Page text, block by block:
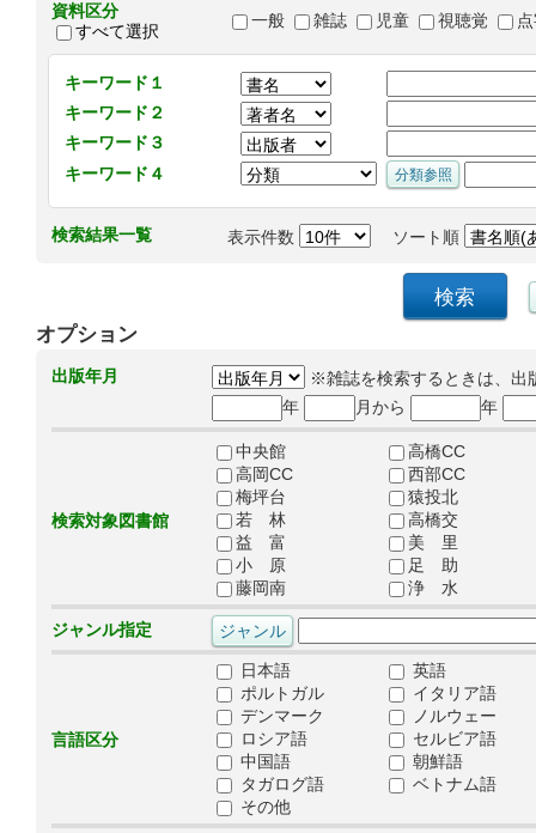
資料区分
すべて選択
一般 雑誌 児童 視聴覚
キーワード１
キーワード２
キーワード３
キーワード４
検索結果一覧 表示件数 ソート順
オプション
出版年月
※雑誌を検索するときは、出
年
月から 年
検索対象図書館
中央館
高橋CC
高岡CC
西部CC
梅坪台
猿投北
若 林
高橋交
益 富
美 里
小 原
足 助
藤岡南
浄 水
ジャンル指定
言語区分
日本語
英語
ポルトガル
イタリア語
デンマーク
ノルウェー
ロシア語
セルビア語
中国語
朝鮮語
タガログ語
ベトナム語
その他